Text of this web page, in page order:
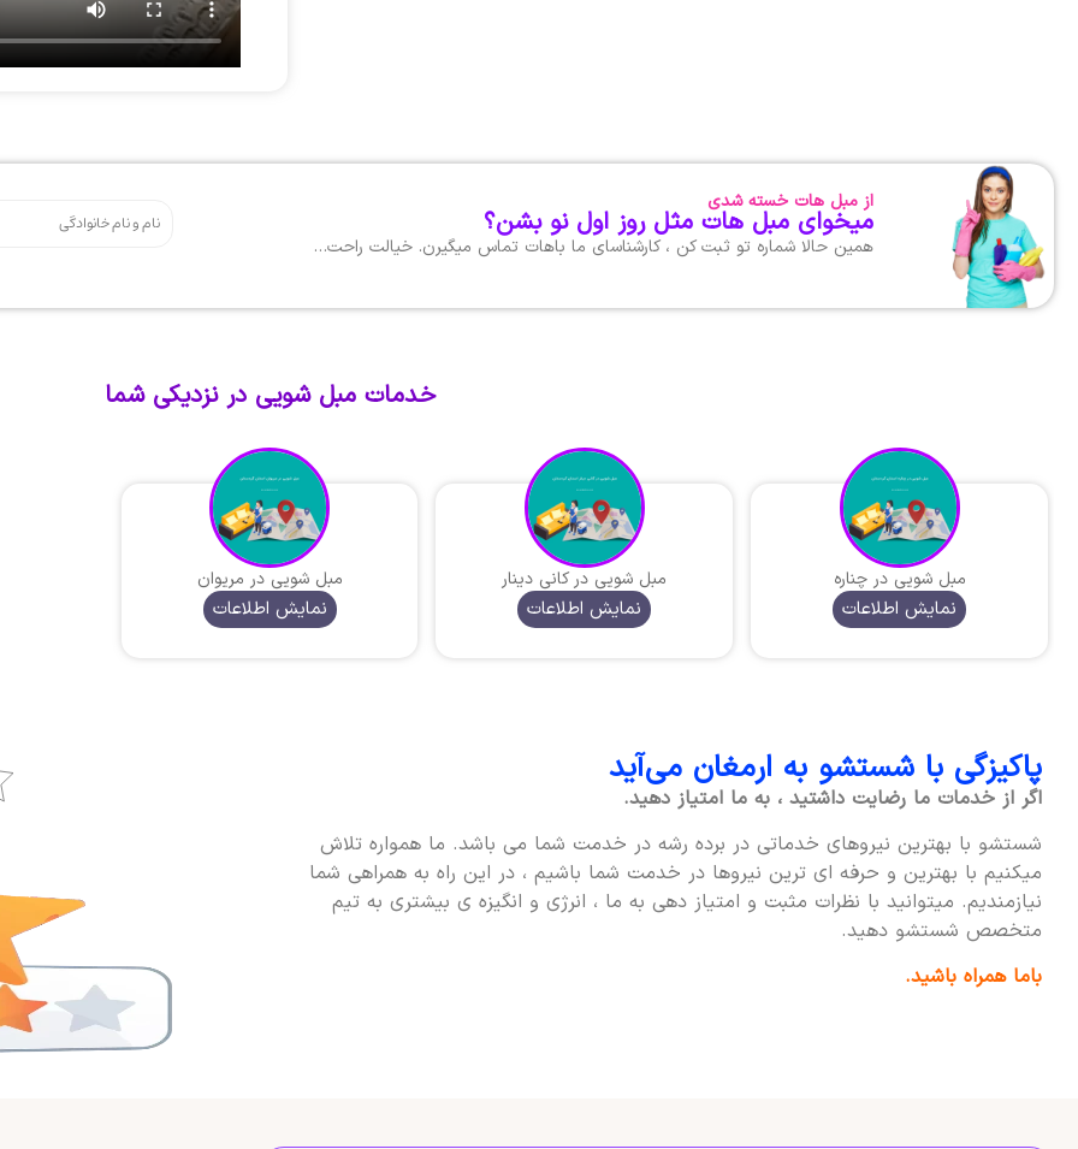
از مبل هات خسته شدی
میخوای مبل هات مثل روز اول نو بشن؟
همین حالا شماره تو ثبت کن ، کارشناسای ما باهات تماس میگیرن. خیالت راحت…
خدمات مبل شویی در نزدیکی شما
مبل شویی در چناره
نمایش اطلاعات
مبل شویی در کانی دینار
نمایش اطلاعات
مبل شویی در مریوان
نمایش اطلاعات
پاکیزگی با شستشو به ارمغان می‌آید
اگر از خدمات ما رضایت داشتید ، به ما امتیاز دهید.
شستشو با بهترین نیروهای خدماتی در برده رشه در خدمت شما می باشد. ما همواره تلاش
میکنیم با بهترین و حرفه ای ترین نیروها در خدمت شما باشیم ، در این راه به همراهی شما
نیازمندیم. میتوانید با نظرات مثبت و امتیاز دهی به ما ، انرژی و انگیزه ی بیشتری به تیم
متخصص شستشو دهید.
باما همراه باشید.